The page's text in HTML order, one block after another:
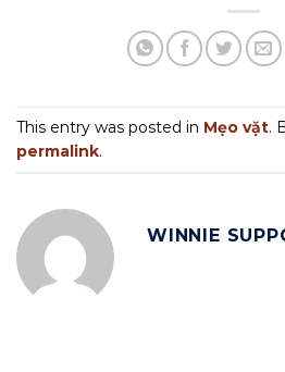
This entry was posted in Mẹo vặt.
permalink.
WINNIE